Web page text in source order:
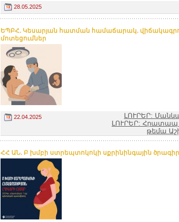
28.05.2025
ԵՊԲՀ. Կեսարյան հատման համաճարակ.
մոտեցումներ
22.04.2025
ԼՈՒՐԵՐ:
ԼՈՒՐԵՐ: Հրատապ
թեմա
ՀՀ ԱՆ. Բ խմբի ստրեպտոկոկի սքրինինգային